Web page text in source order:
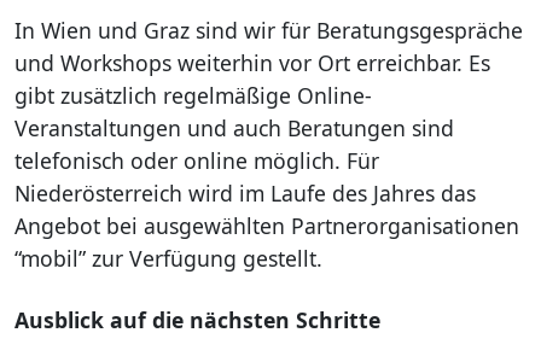
In Wien und Graz sind wir für Beratungsgespräche
und Workshops weiterhin vor Ort erreichbar. Es
gibt zusätzlich regelmäßige Online-
Veranstaltungen und auch Beratungen sind
telefonisch oder online möglich. Für
Niederösterreich wird im Laufe des Jahres das
Angebot bei ausgewählten Partnerorganisationen
“mobil” zur Verfügung gestellt.
Ausblick auf die nächsten Schritte